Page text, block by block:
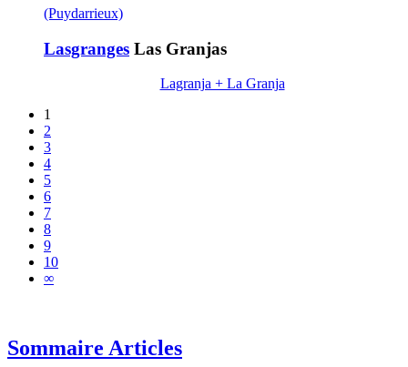
(Puydarrieux)
Lasgranges Las Granjas
Lagranja + La Granja
1
2
3
4
5
6
7
8
9
10
∞
Sommaire Articles